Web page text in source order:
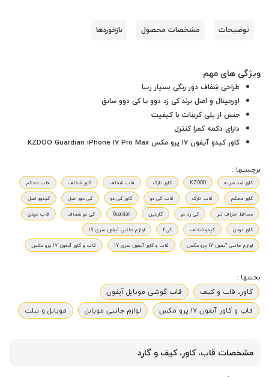
توضیحات مشخصات محصول بازخوردها
ویژگی های مهم
طراحی شفاف دور رنگی بسیار زیبا
اورجینال و اصل برند کی زد دوو یا کی دوو سابق
جنس از پلی کربنات با کیفیت
دارای دکمه کمرا کنترل
کاور کیدو آیفون 17 پرو مکس KZDOO Guardian iPhone 17 Pro Max
برچسبها :
کاور ضد ضربه KZDOO کاور نازک قاب شفاف کاور شفاف
قاب محکم
کاور محکم
قاب نازک قاب کی دو کاور کی دو کی دوو اصل
کیدوو اصل
محافظ اطراف لنز
کی زد دو گاردین Guardian کی دو شفاف
قاب دودی
کاور دودی
کیدو شفاف کی2
لوازم جانبی آیفون سری 17
لوازم جانبی آیفون 17 پرو مکس
قاب و کاور آیفون سری 17 قاب و کاور آیفون 17 پرو مکس
بخشها :
کاور، قاب و کیف
قاب گوشی موبایل آیفون
قاب و کاور آیفون 17 پرو مکس
لوازم جانبی موبایل موبایل و تبلت
مشخصات قاب، کاور، کیف و گارد